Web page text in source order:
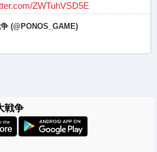
ZWTuhVSD5E
争 (@PONOS_GAME)
戦争